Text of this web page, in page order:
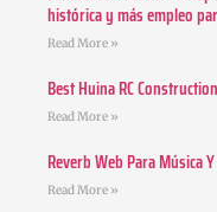
histórica y más empleo
Read More »
Best Huina RC
Read More »
Reverb Web Para Música
Read More »